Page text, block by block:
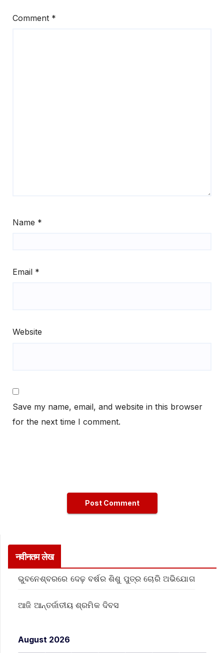
Comment *
Name *
Email *
Website
Save my name, email, and website in this browser
for the next time I comment.
नवीनतम लेख
ଭୁବନେଶ୍ବରରେ ଦେଢ଼ ବର୍ଷର ଶିଶୁ ପୁତ୍ର ଚୋରି ଅଭିଯୋଗ
ଆଜି ଆନ୍ତର୍ଜାତୀୟ ଶ୍ରମିକ ଦିବସ
August 2026